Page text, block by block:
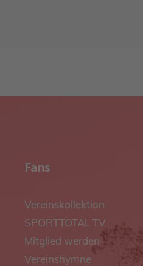
Fans
Vereinskollektion
SPORTTOTAL TV
Mitglied werden
Vereinshymne